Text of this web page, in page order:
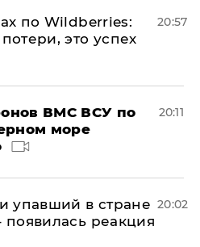
по Wildberries:
это успех
20:57
ВМС ВСУ по
море
20:11
упавший в стране
реакция
20:02